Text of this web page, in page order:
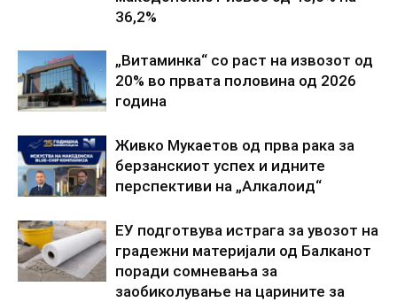
36,2%
„Витаминка“ со раст на извозот од
20% во првата половина од 2026
година
Живко Мукаетов од прва рака за
берзанскиот успех и идните
перспективи на „Алкалоид“
ЕУ подготвува истрага за увозот на
градежни материјали од Балканот
поради сомневања за
заобиколување на царините за